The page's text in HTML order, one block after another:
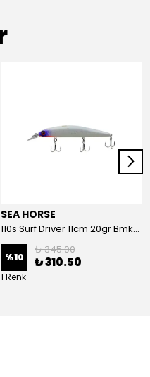
SEA HORSE
110s Surf Driver 11cm 20gr Bmk-05#
%10
₺ 345.00
₺ 310.50
1 Renk